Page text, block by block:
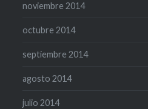
noviembre 2014
octubre 2014
septiembre 2014
agosto 2014
julio 2014